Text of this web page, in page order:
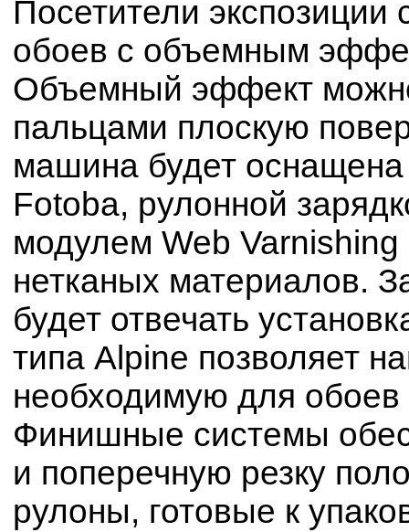
Посетители экспозиции
обоев с объемным
Объемный эффект
пальцами плоскую
машина будет
Fotoba, рулонной
модулем Web
нетканых материалов.
будет отвечать
типа Alpine позволяет
необходимую для
Финишные системы
и поперечную резку
рулоны, готовые к